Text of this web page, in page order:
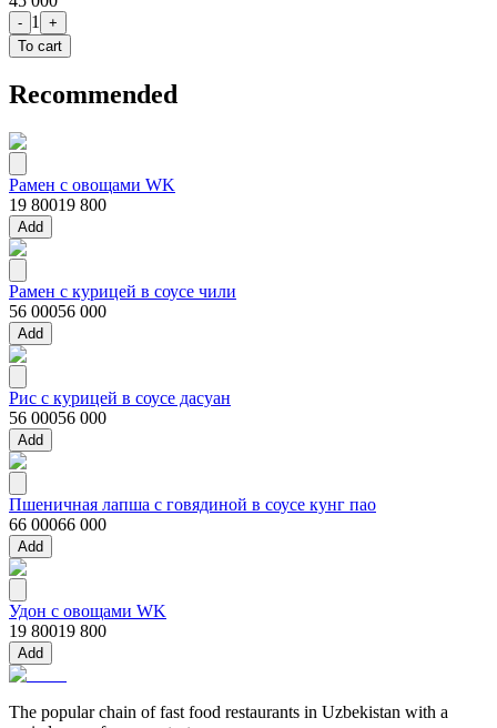
- 1
+
To cart
Recommended
Рамен с овощами WK
19 80019 800
Add
Рамен с курицей в соусе чили
56 00056 000
Add
Рис с курицей в соусе дасуан
56 00056 000
Add
Пшеничная лапша с говядиной в соусе кунг пао
66 00066 000
Add
Удон с овощами WK
19 80019 800
Add
The popular chain of fast food restaurants in Uzbekistan with a